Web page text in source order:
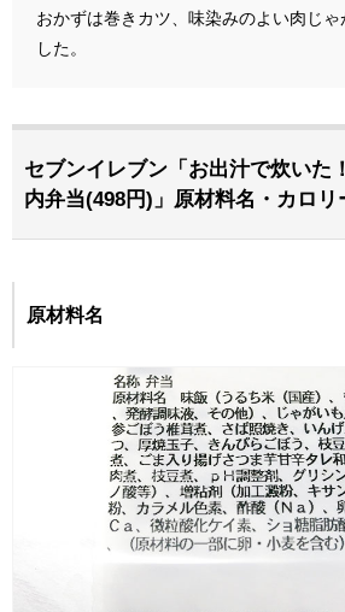
おかずは巻きカツ、味染みのよい肉じゃ
した。
セブンイレブン「お出汁で炊いた
内弁当(498円)」原材料名・カロリ
原材料名